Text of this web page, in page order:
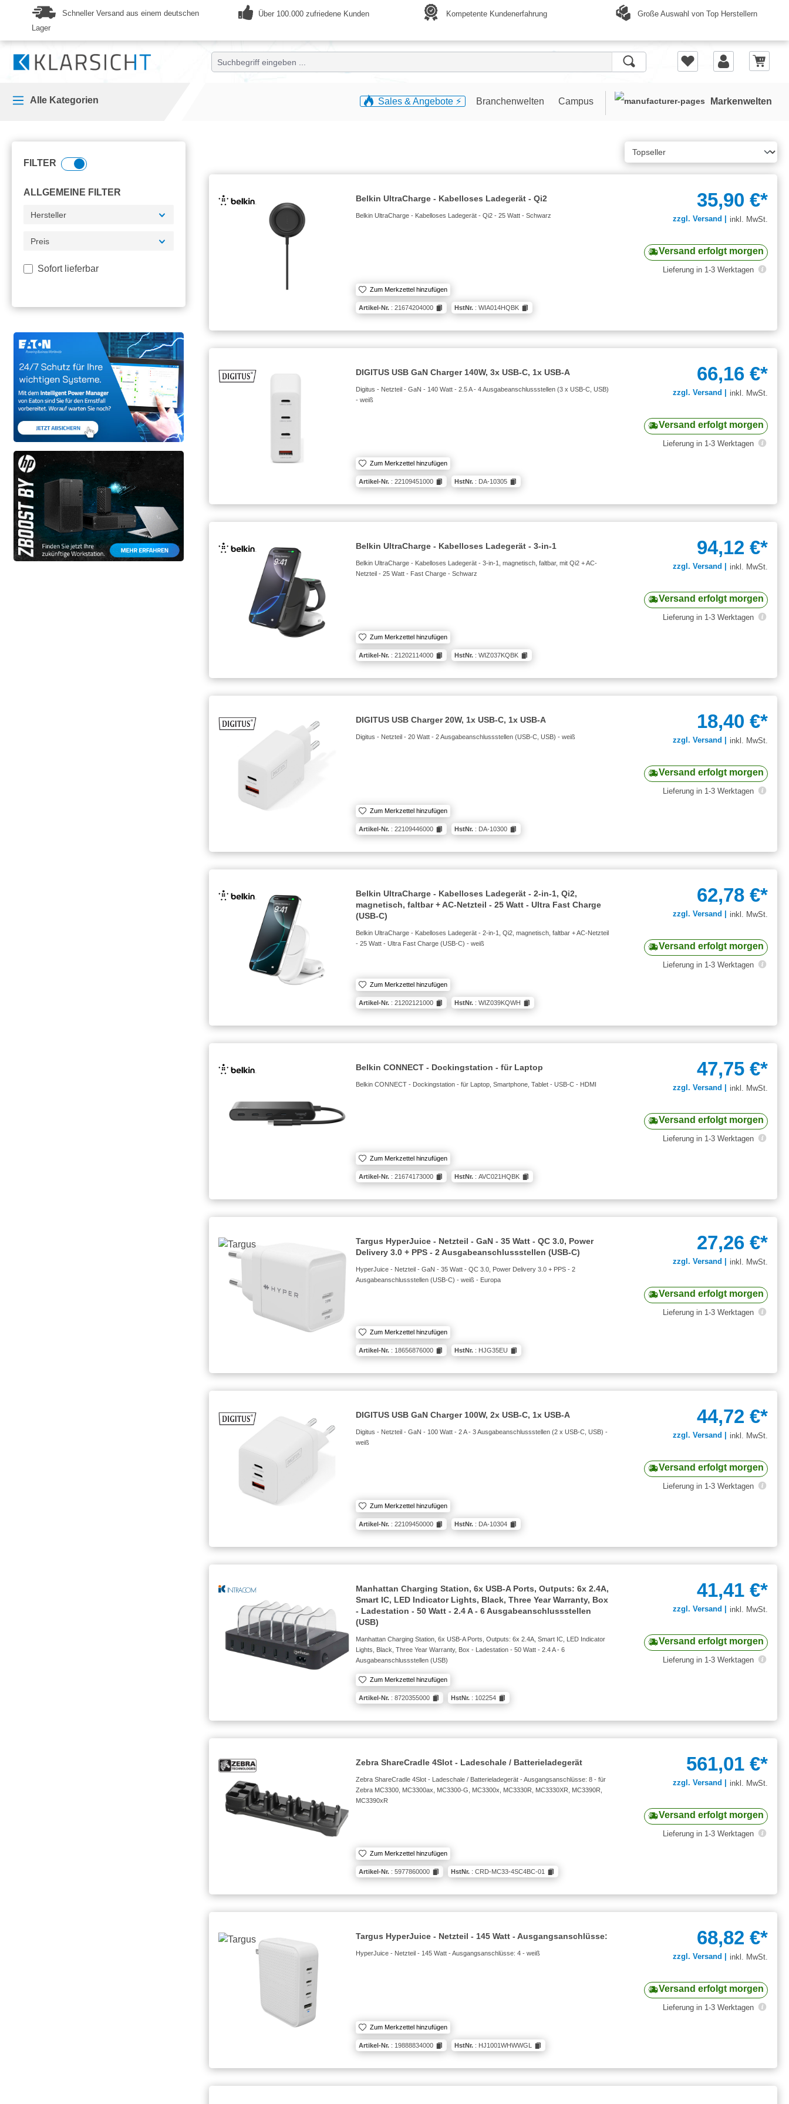
Zur Hauptnavigation springen
Schneller Versand aus einem deutschen
Lager
Über 100.000 zufriedene Kunden Kompetente Kundenerfahrung Große Auswahl von Top Herstellern
Alle Kategorien Sales & Angebote ⚡️ Branchenwelten Campus Markenwelten
FILTER
ALLGEMEINE FILTER
Hersteller
Preis
Sofort lieferbar
Belkin UltraCharge - Kabelloses Ladegerät - Qi2
Belkin UltraCharge - Kabelloses Ladegerät - Qi2 - 25 Watt - Schwarz
Zum Merkzettel hinzufügen
Artikel-Nr. : 21674204000 HstNr. : WIA014HQBK
35,90 €*
zzgl. Versand | inkl. MwSt.
Versand erfolgt morgen
Lieferung in 1-3 Werktagen
DIGITUS USB GaN Charger 140W, 3x USB-C, 1x USB-A
Digitus - Netzteil - GaN - 140 Watt - 2.5 A - 4 Ausgabeanschlussstellen (3 x USB-C, USB)
- weiß
Zum Merkzettel hinzufügen
Artikel-Nr. : 22109451000 HstNr. : DA-10305
66,16 €*
zzgl. Versand | inkl. MwSt.
Versand erfolgt morgen
Lieferung in 1-3 Werktagen
Belkin UltraCharge - Kabelloses Ladegerät - 3-in-1
Belkin UltraCharge - Kabelloses Ladegerät - 3-in-1, magnetisch, faltbar, mit Qi2 + AC-
Netzteil - 25 Watt - Fast Charge - Schwarz
Zum Merkzettel hinzufügen
Artikel-Nr. : 21202114000 HstNr. : WIZ037KQBK
94,12 €*
zzgl. Versand | inkl. MwSt.
Versand erfolgt morgen
Lieferung in 1-3 Werktagen
DIGITUS USB Charger 20W, 1x USB-C, 1x USB-A
Digitus - Netzteil - 20 Watt - 2 Ausgabeanschlussstellen (USB-C, USB) - weiß
Zum Merkzettel hinzufügen
Artikel-Nr. : 22109446000 HstNr. : DA-10300
18,40 €*
zzgl. Versand | inkl. MwSt.
Versand erfolgt morgen
Lieferung in 1-3 Werktagen
Belkin UltraCharge - Kabelloses Ladegerät - 2-in-1, Qi2,
magnetisch, faltbar + AC-Netzteil - 25 Watt - Ultra Fast Charge
(USB-C)
Belkin UltraCharge - Kabelloses Ladegerät - 2-in-1, Qi2, magnetisch, faltbar + AC-Netzteil
- 25 Watt - Ultra Fast Charge (USB-C) - weiß
Zum Merkzettel hinzufügen
Artikel-Nr. : 21202121000 HstNr. : WIZ039KQWH
62,78 €*
zzgl. Versand | inkl. MwSt.
Versand erfolgt morgen
Lieferung in 1-3 Werktagen
Belkin CONNECT - Dockingstation - für Laptop
Belkin CONNECT - Dockingstation - für Laptop, Smartphone, Tablet - USB-C - HDMI
Zum Merkzettel hinzufügen
Artikel-Nr. : 21674173000 HstNr. : AVC021HQBK
47,75 €*
zzgl. Versand | inkl. MwSt.
Versand erfolgt morgen
Lieferung in 1-3 Werktagen
Targus HyperJuice - Netzteil - GaN - 35 Watt - QC 3.0, Power
Delivery 3.0 + PPS - 2 Ausgabeanschlussstellen (USB-C)
HyperJuice - Netzteil - GaN - 35 Watt - QC 3.0, Power Delivery 3.0 + PPS - 2
Ausgabeanschlussstellen (USB-C) - weiß - Europa
Zum Merkzettel hinzufügen
Artikel-Nr. : 18656876000 HstNr. : HJG35EU
27,26 €*
zzgl. Versand | inkl. MwSt.
Versand erfolgt morgen
Lieferung in 1-3 Werktagen
DIGITUS USB GaN Charger 100W, 2x USB-C, 1x USB-A
Digitus - Netzteil - GaN - 100 Watt - 2 A - 3 Ausgabeanschlussstellen (2 x USB-C, USB) -
weiß
Zum Merkzettel hinzufügen
Artikel-Nr. : 22109450000 HstNr. : DA-10304
44,72 €*
zzgl. Versand | inkl. MwSt.
Versand erfolgt morgen
Lieferung in 1-3 Werktagen
Manhattan Charging Station, 6x USB-A Ports, Outputs: 6x 2.4A,
Smart IC, LED Indicator Lights, Black, Three Year Warranty, Box
- Ladestation - 50 Watt - 2.4 A - 6 Ausgabeanschlussstellen
(USB)
Manhattan Charging Station, 6x USB-A Ports, Outputs: 6x 2.4A, Smart IC, LED Indicator
Lights, Black, Three Year Warranty, Box - Ladestation - 50 Watt - 2.4 A - 6
Ausgabeanschlussstellen (USB)
Zum Merkzettel hinzufügen
Artikel-Nr. : 8720355000 HstNr. : 102254
41,41 €*
zzgl. Versand | inkl. MwSt.
Versand erfolgt morgen
Lieferung in 1-3 Werktagen
Zebra ShareCradle 4Slot - Ladeschale / Batterieladegerät
Zebra ShareCradle 4Slot - Ladeschale / Batterieladegerät - Ausgangsanschlüsse: 8 - für
Zebra MC3300, MC3300ax, MC3300-G, MC3300x, MC3330R, MC3330XR, MC3390R,
MC3390xR
Zum Merkzettel hinzufügen
Artikel-Nr. : 5977860000 HstNr. : CRD-MC33-4SC4BC-01
561,01 €*
zzgl. Versand | inkl. MwSt.
Versand erfolgt morgen
Lieferung in 1-3 Werktagen
Targus HyperJuice - Netzteil - 145 Watt - Ausgangsanschlüsse:
HyperJuice - Netzteil - 145 Watt - Ausgangsanschlüsse: 4 - weiß
Zum Merkzettel hinzufügen
Artikel-Nr. : 19888834000 HstNr. : HJ1001WHWWGL
68,82 €*
zzgl. Versand | inkl. MwSt.
Versand erfolgt morgen
Lieferung in 1-3 Werktagen